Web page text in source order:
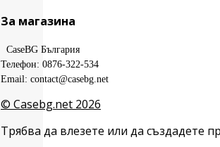
За магазина
CaseBG България
Телефон: 0876-322-534
Email: contact@casebg.net
© Casebg.net 2026
Трябва да влезете или да създадете